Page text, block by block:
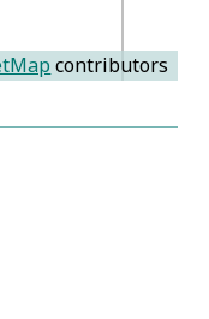
contributors